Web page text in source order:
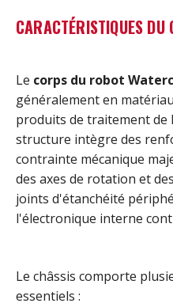
CARACTÉRISTIQUES
Le corps du robot
généralement en
produits de traitement de
structure intègre des
contrainte mécanique
des axes de rotation et
joints d'étanchéité
l'électronique interne
Le châssis comporte
essentiels :